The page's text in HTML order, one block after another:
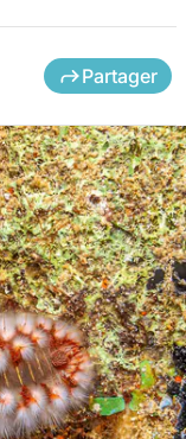
Partager